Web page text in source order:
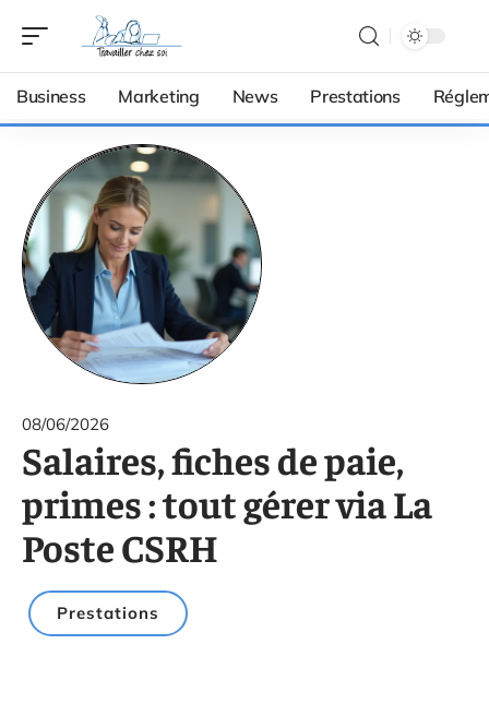
Business Marketing News Prestations
08/06/2026
Salaires, fiches de paie,
primes : tout gérer via La
Poste CSRH
Prestations